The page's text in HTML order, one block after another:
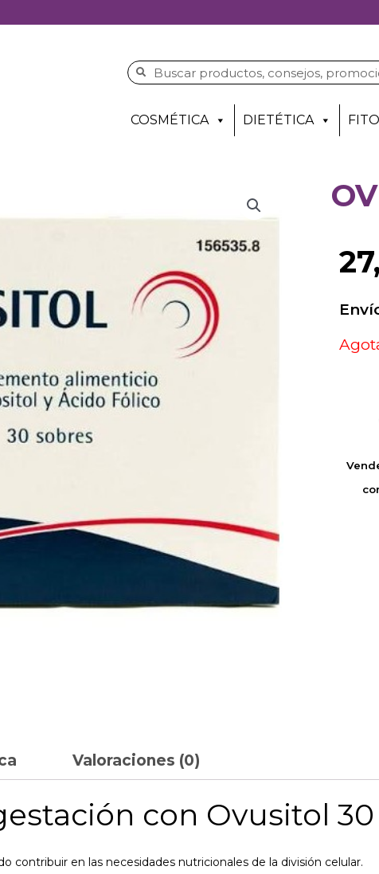
COSMÉTICA DIETÉTICA
Valoraciones (0)
con Ovusitol
contribuir en las necesidades nutricionales de la división celular.